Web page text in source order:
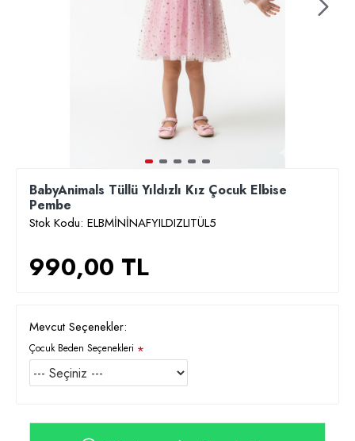
BabyAnimals Tüllü Yıldızlı Kız Çocuk Elbise
Pembe
Stok Kodu: ELBMİNİNAFYILDIZLITÜL5
990,00 TL
Mevcut Seçenekler:
Çocuk Beden Seçenekleri